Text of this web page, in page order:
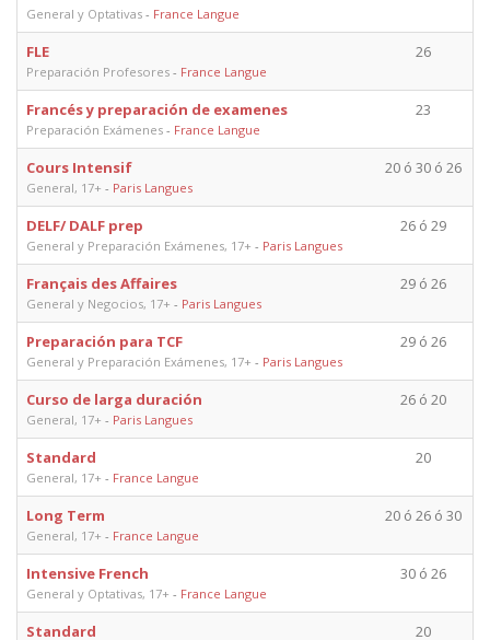
General y Optativas - France Langue
FLE
Preparación Profesores - France Langue
26
Francés y preparación de examenes
Preparación Exámenes - France Langue
23
Cours Intensif
General, 17+ - Paris Langues
20 ó 30 ó 26
DELF/ DALF prep
General y Preparación Exámenes, 17+ - Paris Langues
26 ó 29
Français des Affaires
General y Negocios, 17+ - Paris Langues
29 ó 26
Preparación para TCF
General y Preparación Exámenes, 17+ - Paris Langues
29 ó 26
Curso de larga duración
General, 17+ - Paris Langues
26 ó 20
Standard
General, 17+ - France Langue
20
Long Term
General, 17+ - France Langue
20 ó 26 ó 30
Intensive French
General y Optativas, 17+ - France Langue
30 ó 26
Standard 20